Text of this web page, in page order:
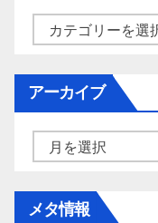
ー
アーカイブ
メタ情報